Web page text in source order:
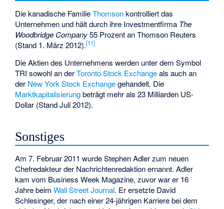
Die kanadische FamilieThomsonkontrolliert das
Unternehmen und hält durch ihre Investmentfirma The
Woodbridge Company55 Prozent an Thomson Reuters
(Stand 1. März 2012).[11]
Die Aktien des Unternehmens werden unter dem Symbol
TRI sowohl an derToronto Stock Exchangeals auch an
der New York Stock Exchangegehandelt. Die
Marktkapitalisierungbeträgt mehr als 23 Milliarden US-
Dollar (Stand Juli 2012).
Sonstiges
Am 7. Februar 2011 wurdeStephen Adlerzum neuen
Chefredakteur der Nachrichtenredaktion ernannt. Adler
kam vom Business Week Magazine, zuvor war er 16
Jahre beimWall Street Journal. Er ersetzte David
Schlesinger, der nach einer 24-jährigen Karriere bei dem